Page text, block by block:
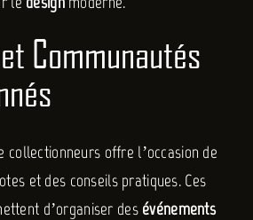
Communautés
collectionneurs offre l’occasion de
et des conseils pratiques. Ces
d’organiser des événements